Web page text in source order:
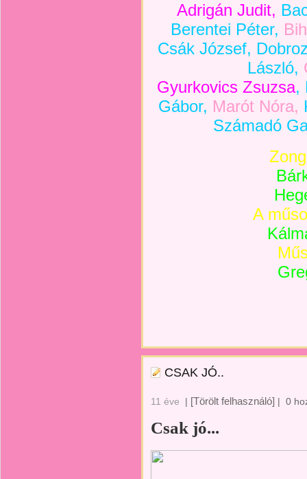
Adrigán Judit,
Berentei Péter,
Csák József,
László,
Gyurkovics Zsuzsa,
Gábor, Marót Nóra,
Számadó
A
CSAK JÓ..
11 éve | [Törölt felhasználó] | 0
Csak jó...